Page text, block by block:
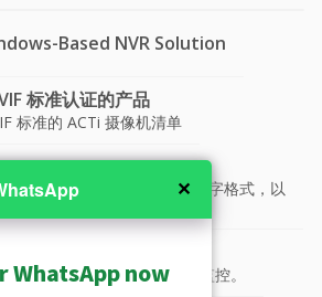
Based NVR Solution
标准认证的产品
标准的 ACTi 摄像机清单
将模拟摄像机的信号转换为数字格式，以
和解码器的模拟CCTV结合IP监控。
✕
WhatsApp now